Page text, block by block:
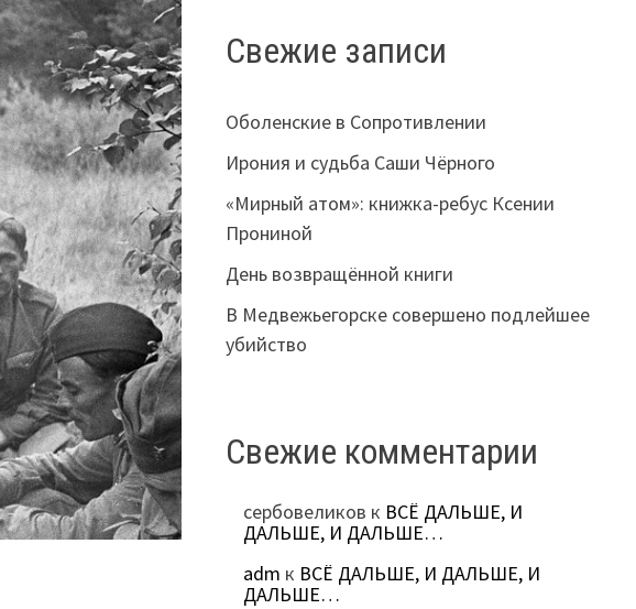
Свежие записи
Оболенские в Сопротивлении
Ирония и судьба Саши Чёрного
«Мирный атом»: книжка-ребус Ксении
Прониной
День возвращённой книги
В Медвежьегорске совершено подлейшее
убийство
Свежие комментарии
сербовеликов к ВСЁ ДАЛЬШЕ, И
ДАЛЬШЕ, И ДАЛЬШЕ…
adm к ВСЁ ДАЛЬШЕ, И ДАЛЬШЕ, И
ДАЛЬШЕ…